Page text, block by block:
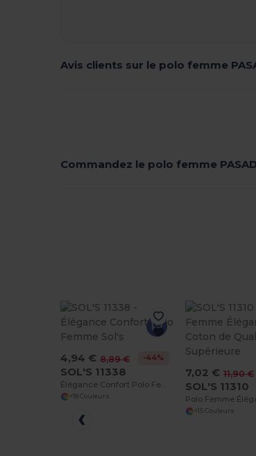
Avis clients sur le polo femme
Commandez le polo femme
4,94 € 8,89 € -44%
SOL'S 11338
+18 Couleurs
7,02 € 11,90 €
SOL'S 11310
+15 Couleurs